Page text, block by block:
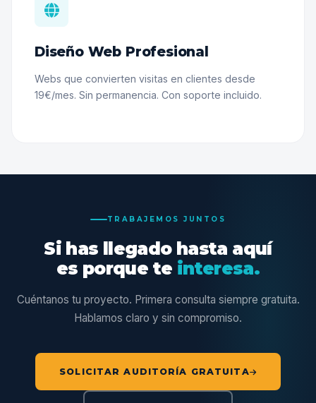
Diseño Web Profesional
Webs que convierten visitas en clientes desde
19€/mes. Sin permanencia. Con soporte incluido.
TRABAJEMOS JUNTOS
Si has llegado hasta aquí
es porque te interesa.
Cuéntanos tu proyecto. Primera consulta siempre gratuita.
Hablamos claro y sin compromiso.
SOLICITAR AUDITORÍA GRATUITA